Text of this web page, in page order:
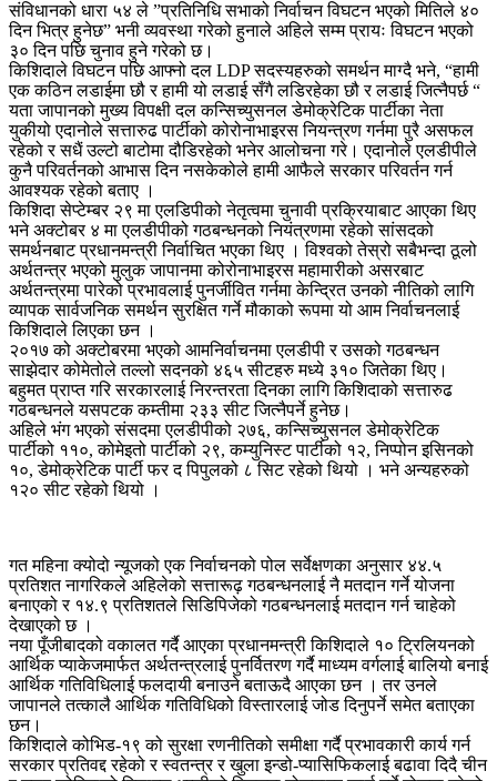
संविधानको धारा ५४ ले ​​”प्रतिनिधि सभाको निर्वाचन विघटन भएको मितिले ४०
दिन भित्र हुनेछ” भनी व्यवस्था गरेको हुनाले अहिले सम्म प्रायः विघटन भएको
३० दिन पछि चुनाव हुने गरेको छ।
किशिदाले विघटन पछि आफ्नो दल LDP सदस्यहरुको समर्थन माग्दै भने, “हामी
एक कठिन लडाईमा छौ र हामी यो लडाई सँगै लडिरहेका छौ र लडाई जित्नैपर्छ “
यता जापानको मुख्य विपक्षी दल कन्सिच्युसनल डेमोक्रेटिक पार्टीका नेता
युकीयो एदानोले सत्तारुढ पार्टीको कोरोनाभाइरस नियन्त्रण गर्नमा पुरै असफल
रहेको र सधैं उल्टो बाटोमा दौडिरहेको भनेर आलोचना गरे। एदानोले एलडीपीले
कुनै परिवर्तनको आभास दिन नसकेकोले हामी आफैले सरकार परिवर्तन गर्न
आवश्यक रहेको बताए ।
किशिदा सेप्टेम्बर २९ मा एलडिपीको नेतृत्वमा चुनावी प्रक्रियाबाट आएका थिए
भने अक्टोबर ४ मा एलडीपीको गठबन्धनको नियंत्रणमा रहेको सांसदको
समर्थनबाट प्रधानमन्त्री निर्वाचित भएका थिए । विश्वको तेस्रो सबैभन्दा ठूलो
अर्थतन्त्र भएको मुलुक जापानमा कोरोनाभाइरस महामारीको असरबाट
अर्थतन्त्रमा पारेको प्रभावलाई पुनर्जीवित गर्नमा केन्द्रित उनको नीतिको लागि
व्यापक सार्वजनिक समर्थन सुरक्षित गर्ने मौकाको रूपमा यो आम निर्वाचनलाई
किशिदाले लिएका छन ।
२०१७ को अक्टोबरमा भएको आमनिर्वाचनमा एलडीपी र उसको गठबन्धन
साझेदार कोमेतोले तल्लो सदनको ४६५ सीटहरु मध्ये ३१० जितेका थिए।
बहुमत प्राप्त गरि सरकारलाई निरन्तरता दिनका लागि किशिदाको सत्तारुढ
गठबन्धनले यसपटक कम्तीमा २३३ सीट जित्नैपर्ने हुनेछ।
अहिले भंग भएको संसदमा एलडीपीको २७६, कन्सिच्युसनल डेमोक्रेटिक
पार्टीको ११०, कोमेइतो पार्टीको २९, कम्युनिस्ट पार्टीको १२, निप्पोन इसिनको
१०, डेमोक्रेटिक पार्टी फर द पिपुलको ८ सिट रहेको थियो । भने अन्यहरुको
१२० सीट रहेको थियो ।
गत महिना क्योदो न्यूजको एक निर्वाचनको पोल सर्वेक्षणका अनुसार ४४.५
प्रतिशत नागरिकले अहिलेको सत्तारूढ़ गठबन्धनलाई नै मतदान गर्ने योजना
बनाएको र १४.९ प्रतिशतले सिडिपिजेको गठबन्धनलाई मतदान गर्न चाहेको
देखाएको छ ।
नया पूँजीबादको वकालत गर्दै आएका प्रधानमन्त्री किशिदाले १० ट्रिलियनको
आर्थिक प्याकेजमार्फत अर्थतन्त्रलाई पुनर्वितरण गर्दै माध्यम वर्गलाई बालियो बनाई
आर्थिक गतिविधिलाई फलदायी बनाउने बताऊदै आएका छन । तर उनले
जापानले तत्कालै आर्थिक गतिविधिको विस्तारलाई जोड दिनुपर्ने समेत बताएका
छन।
किशिदाले कोभिड-१९ को सुरक्षा रणनीतिको समीक्षा गर्दै प्रभावकारी कार्य गर्न
सरकार प्रतिवद्द रहेको र स्वतन्त्र र खुला इन्डो-प्यासिफिकलाई बढावा दिदै चीन